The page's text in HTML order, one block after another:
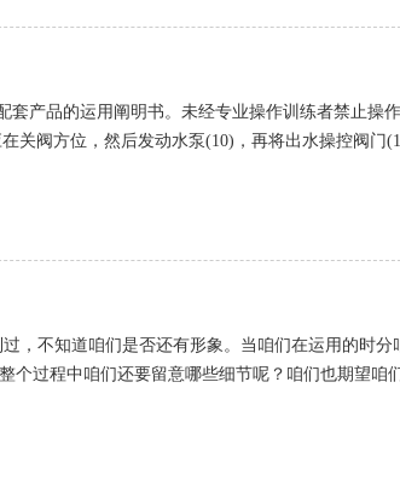
套产品的运用阐明书。未经专业操作训练者禁止操
关阀方位，然后发动水泵(10)，再将出水操控阀门
，不知道咱们是否还有形象。当咱们在运用的时分
个过程中咱们还要留意哪些细节呢？咱们也期望咱